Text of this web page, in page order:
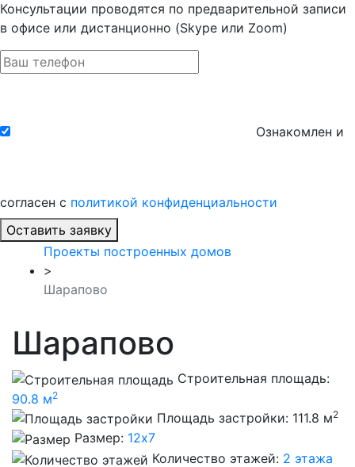
Консультации проводятся по предварительной записи
в офисе или дистанционно (Skype или Zoom)
Ознакомлен и
согласен с политикой конфиденциальности
Оставить заявку
Проекты построенных домов
>
Шарапово
Шарапово
Строительная площадь:
90.8 м2
Площадь застройки: 111.8 м2
Размер: 12х7
Количество этажей: 2 этажа